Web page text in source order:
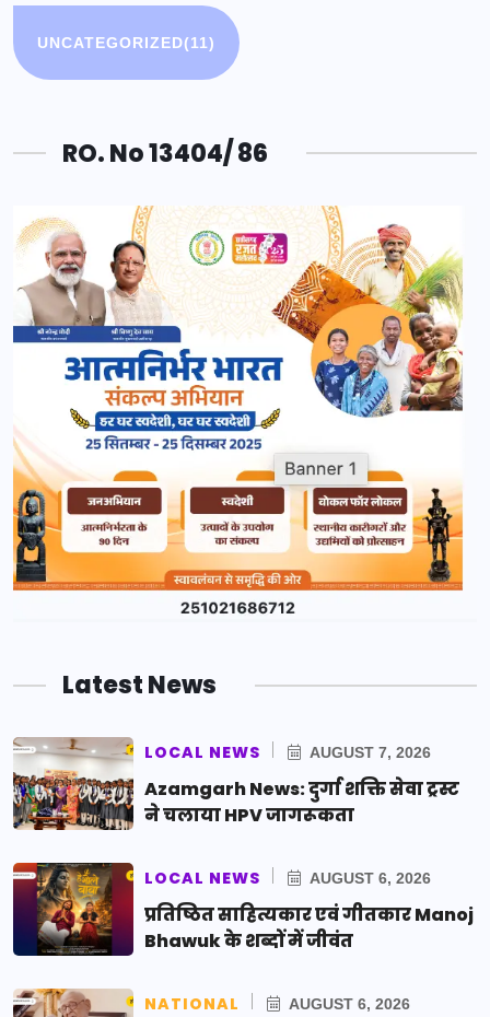
UNCATEGORIZED(11)
RO. No 13404/ 86
Latest News
LOCAL NEWS AUGUST 7, 2026
Azamgarh News: दुर्गा शक्ति सेवा ट्रस्ट
ने चलाया HPV जागरूकता
LOCAL NEWS AUGUST 6, 2026
प्रतिष्ठित साहित्यकार एवं गीतकार Manoj
Bhawuk के शब्दों में जीवंत
NATIONAL AUGUST 6, 2026